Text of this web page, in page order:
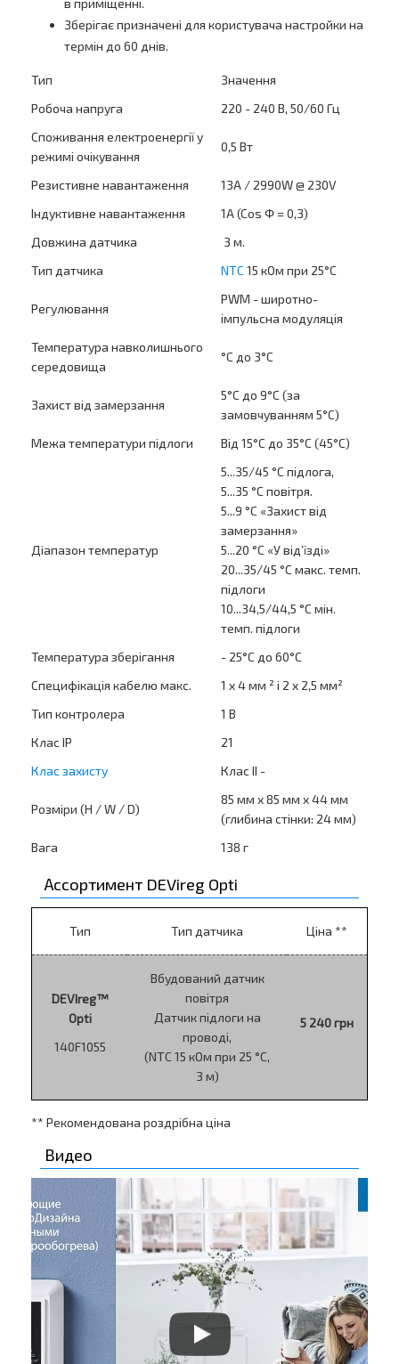
в приміщенні.
Зберігає призначені для користувача настройки на
термін до 60 днів.
Тип
Значення
Робоча напруга
220 - 240 В, 50/60 Гц
Споживання електроенергії у
режимі очікування
0,5 Вт
Резистивне навантаження
13A / 2990W @ 230V
Індуктивне навантаження
1A (Cos Φ = 0,3)
Довжина датчика
3 м.
Тип датчика
NTC 15 кОм при 25°C
Регулювання
PWM - широтно-
імпульсна модуляція
Температура навколишнього
середовища
°C до 3°C
Захист від замерзання
5°C до 9°C (за
замовчуванням 5°C)
Межа температури підлоги
Від 15°C до 35°C (45°C)
Діапазон температур
5...35/45 °С підлога,
5...35 °С повітря.
5...9 °С «Захист від
замерзання»
5...20 °С «У від’їзді»
20...35/45 °С макс. темп.
підлоги
10...34,5/44,5 °С мін.
темп. підлоги
Температура зберігання
- 25°C до 60°C
Специфікація кабелю макс.
1 x 4 мм ² і 2 x 2,5 мм²
Тип контролера
1 B
Клас IP
21
Клас захисту
Клас II -
Розміри (H / W / D)
85 мм х 85 мм х 44 мм
(глибина стінки: 24 мм)
Вага
138 г
Ассортимент DEVireg Opti
Тип Тип датчика Ціна **
DEVIreg™
Opti
140F1055
Вбудований датчик
повітря
Датчик підлоги на
проводі,
(NTC 15 кОм при 25 °С,
3 м)
5 240 грн
** Рекомендована роздрібна ціна
Видео